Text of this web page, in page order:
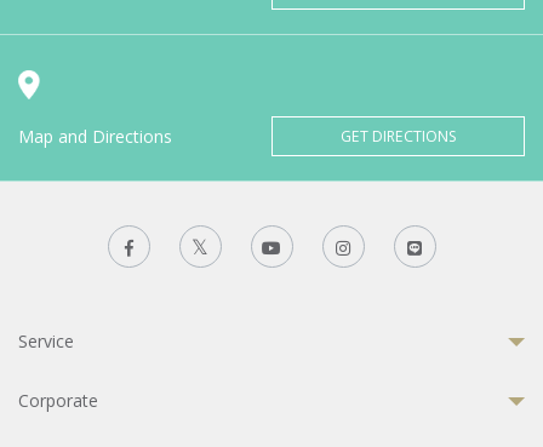
Map and Directions GET DIRECTIONS
Service
Corporate